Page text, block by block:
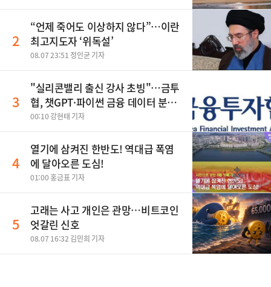
2
“언제 죽어도 이상하지 않다”…이란
최고지도자 ‘위독설’
08.07 23:51 정인균 기자
3
"실리콘밸리 출신 강사 초빙"…금투
협, 챗GPT·파이썬 금융 데이터 분석
과정 개설
00:10 강현태 기자
4
열기에 삼켜진 한반도! 역대급 폭염
에 달아오른 도심!
01:00 홍금표 기자
5
고래는 사고 개인은 관망…비트코인
엇갈린 신호
08.07 16:32 김민희 기자